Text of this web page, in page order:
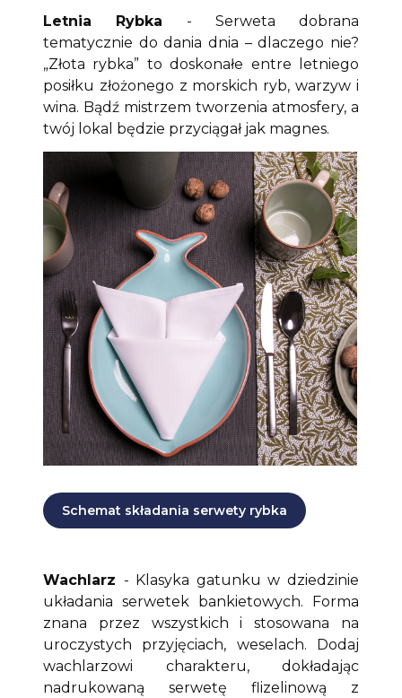
Letnia Rybka - Serweta dobrana
tematycznie do dania dnia – dlaczego nie?
„Złota rybka” to doskonałe entre letniego
posiłku złożonego z morskich ryb, warzyw i
wina. Bądź mistrzem tworzenia atmosfery, a
twój lokal będzie przyciągał jak magnes.
Schemat składania serwety rybka
Wachlarz - Klasyka gatunku w dziedzinie
układania serwetek bankietowych. Forma
znana przez wszystkich i stosowana na
uroczystych przyjęciach, weselach. Dodaj
wachlarzowi charakteru, dokładając
nadrukowaną serwetę flizelinową z